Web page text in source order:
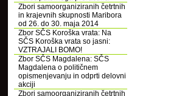
Zbori samoorganiziranih četrtnih
in krajevnih skupnosti Maribora
od 26. do 30. maja 2014
Zbor SČS Koroška vrata: Na
SČS Koroška vrata so jasni:
VZTRAJALI BOMO!
Zbor SČS Magdalena: SČS
Magdalena o političnem
opismenjevanju in odprti delovni
akciji
Zbori samoorganiziranih četrtnih